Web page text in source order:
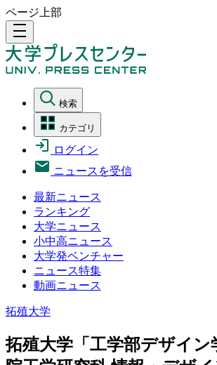
ページ上部
density_medium
検索
カテゴリ
ログイン
ニュースを受信
最新ニュース
ランキング
大学ニュース
小中高ニュース
大学発ベンチャー
ニュース特集
動画ニュース
拓殖大学
拓殖大学「工学部デザイン